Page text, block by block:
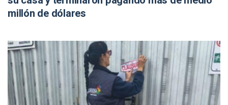
millón de dólares